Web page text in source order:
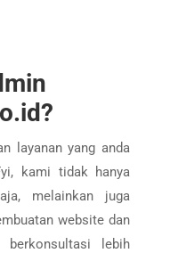
layanan yang anda
kami tidak hanya
melainkan juga
website dan
lebih